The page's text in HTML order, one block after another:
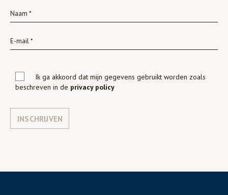
Ik ga akkoord dat mijn gegevens gebruikt worden zoals
beschreven in de privacy policy
INSCHRIJVEN